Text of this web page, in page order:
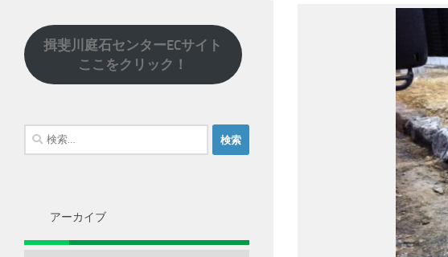
揖斐川庭石センターECサイト
ここをクリック！
検
索:
アーカイブ